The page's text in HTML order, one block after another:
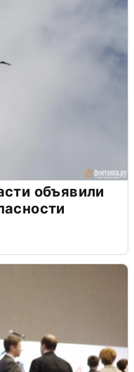
объявили